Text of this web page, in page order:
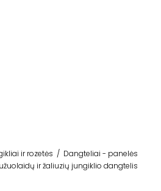
ir rozetės / Dangteliai - panelės
ir žaliuzių jungiklio dangtelis